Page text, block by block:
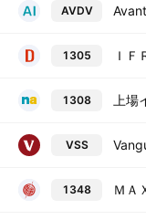
AVDV
1305
1308
VSS
1348